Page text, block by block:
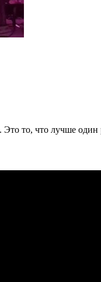
то, что лучше один